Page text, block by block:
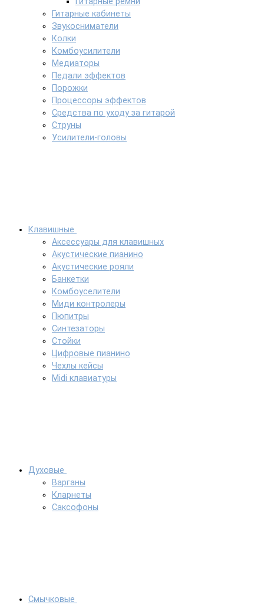
Гитарные кабинеты
Звукосниматели
Колки
Комбоусилители
Медиаторы
Педали эффектов
Порожки
Процессоры эффектов
Средства по уходу за гитарой
Струны
Усилители-головы
Клавишные
Аксессуары для клавишных
Акустические пианино
Акустические рояли
Банкетки
Комбоуселители
Миди контролеры
Пюпитры
Синтезаторы
Стойки
Цифровые пианино
Чехлы кейсы
Midi клавиатуры
Духовые
Варганы
Кларнеты
Саксофоны
Смычковые